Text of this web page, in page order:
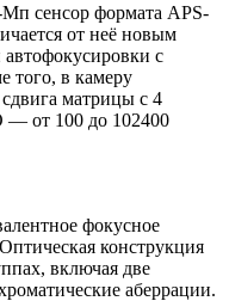
сенсор формата APS-
от неё новым
с
того, в камеру
матрицы с 4
— от 100 до 102400
фокусное
конструкция
включая две
аберрации.